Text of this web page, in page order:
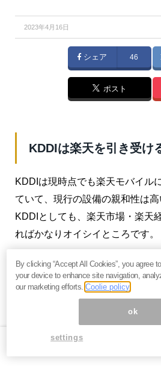
2023年4月16日
シェア 46
ポスト
KDDIは楽天を引き受け
KDDIは現時点でも楽天モバイル
ていて、現行の設備の親和性は高
KDDIとしても、楽天市場・楽天
ればかなりオイシイところです。
KDDIも、ショッピングや金融事
楽天と同じような動きをしてい
バイル設備とともに引き受ける
能性があります。
By clicking “Accept All Cookies”, you agree
your device to enhance site navigation,
our marketing efforts.Coolie policy
ok
settings